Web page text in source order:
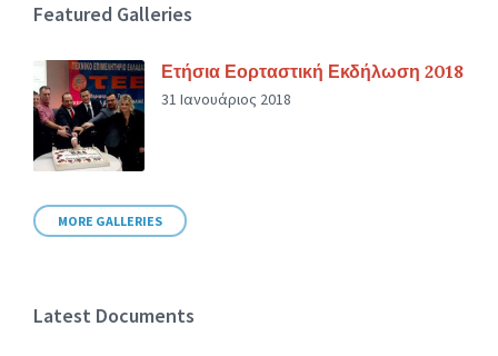
Featured Galleries
Ετήσια Εορταστική Εκδήλωση 2018
31 Ιανουάριος 2018
MORE GALLERIES
Latest Documents